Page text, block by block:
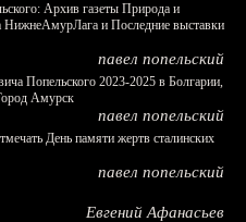
Архив газеты Природа и
НижнеАмурЛага и Последние выставки
павел попельский
Попельского 2023-2025 в Болгарии,
Амурск
павел попельский
День памяти жертв сталинских
павел попельский
Евгений Афанасьев